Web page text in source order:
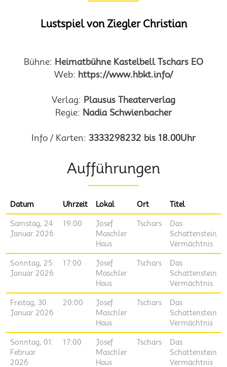
Lustspiel von Ziegler Christian
Bühne: Heimatbühne Kastelbell Tschars EO
Web: https://www.hbkt.info/
Verlag: Plausus Theaterverlag
Regie: Nadia Schwienbacher
Info / Karten: 3333298232 bis 18.00Uhr
Aufführungen
Datum Uhrzeit Lokal Ort Titel
Samstag, 24.
Januar 2026
19:00
Josef
Maschler
Haus
Tschars
Das
Schattenstein
Vermächtnis
Sonntag, 25.
Januar 2026
17:00
Josef
Maschler
Haus
Tschars
Das
Schattenstein
Vermächtnis
Freitag, 30.
Januar 2026
20:00
Josef
Maschler
Haus
Tschars
Das
Schattenstein
Vermächtnis
Sonntag, 01.
Februar
2026
17:00
Josef
Maschler
Haus
Tschars
Das
Schattenstein
Vermächtnis